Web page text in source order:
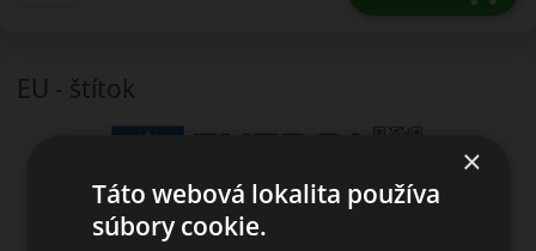
EU - štítok
×
Táto webová lokalita používa
súbory cookie.